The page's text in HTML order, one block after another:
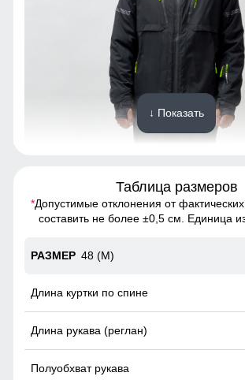
Этот костюм обеспечивает абсолютную
движений благодаря своему прямому
жизни, обеспечивая комфорт и легкость
чувствуя ограничений.
Карман ски пасс
Карман служит для хранения карточки
пластиковая карта с магнитным чипом
горнолыжных курортах). Кармашек может
↓ Показать
Таблица размеров
*Допустимые отклонения от
составить не более ±0,5 см. Единица
48 (M)